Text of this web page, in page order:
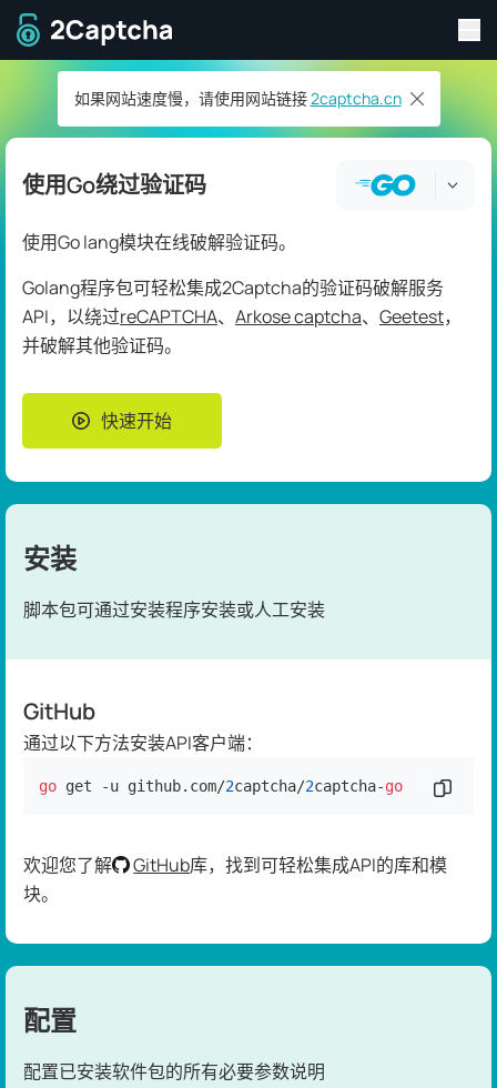
返回主页 切
如果网站速度慢，请使用网站链接2captcha.cn
使用Go绕过验证码
使用Go lang模块在线破解验证码。
Golang程序包可轻松集成2Captcha的验证码破解服务
API，以绕过reCAPTCHA、 Arkose captcha、 Geetest，
并破解其他验证码。
快速开始
安装
脚本包可通过安装程序安装或人工安装
GitHub
通过以下方法安装API客户端：
go get -u github.com/2captcha/2captcha-go 复制代
欢迎您了解 GitHub库，找到可轻松集成API的库和模
块。
配置
配置已安装软件包的所有必要参数说明